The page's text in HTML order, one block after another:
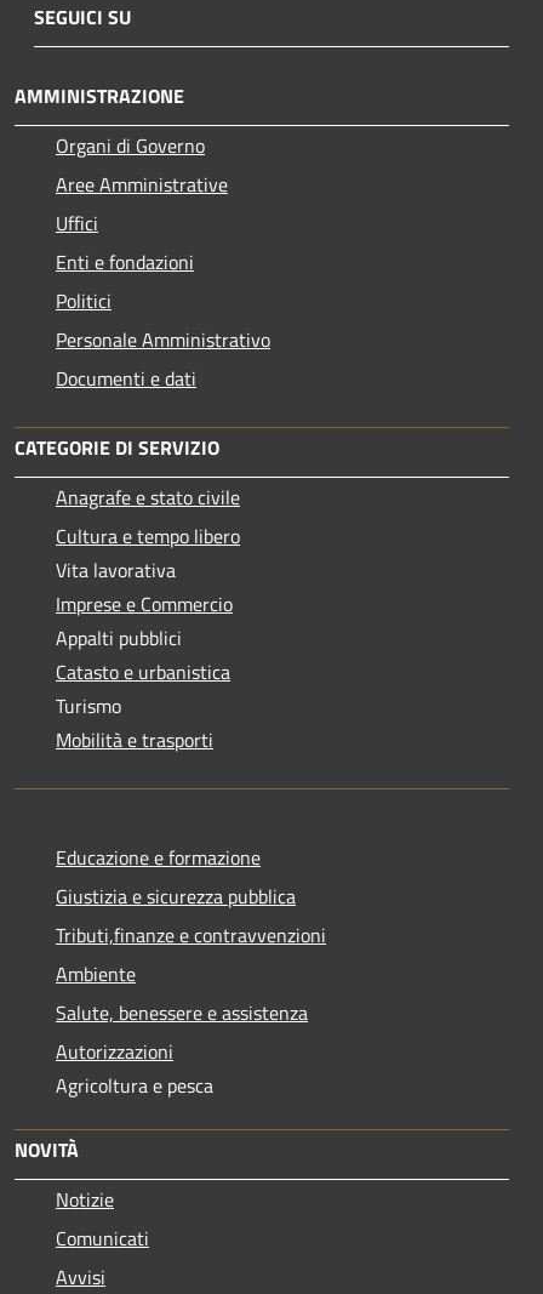
SEGUICI SU
AMMINISTRAZIONE
Organi di Governo
Aree Amministrative
Uffici
Enti e fondazioni
Politici
Personale Amministrativo
Documenti e dati
CATEGORIE DI SERVIZIO
Anagrafe e stato civile
Cultura e tempo libero
Vita lavorativa
Imprese e Commercio
Appalti pubblici
Catasto e urbanistica
Turismo
Mobilità e trasporti
Educazione e formazione
Giustizia e sicurezza pubblica
Tributi,finanze e contravvenzioni
Ambiente
Salute, benessere e assistenza
Autorizzazioni
Agricoltura e pesca
NOVITÀ
Notizie
Comunicati
Avvisi